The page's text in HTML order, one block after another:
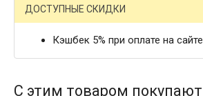
ДОСТУПНЫЕ СКИДКИ
Кэшбек 5% при оплате на сайте
С этим товаром покупают